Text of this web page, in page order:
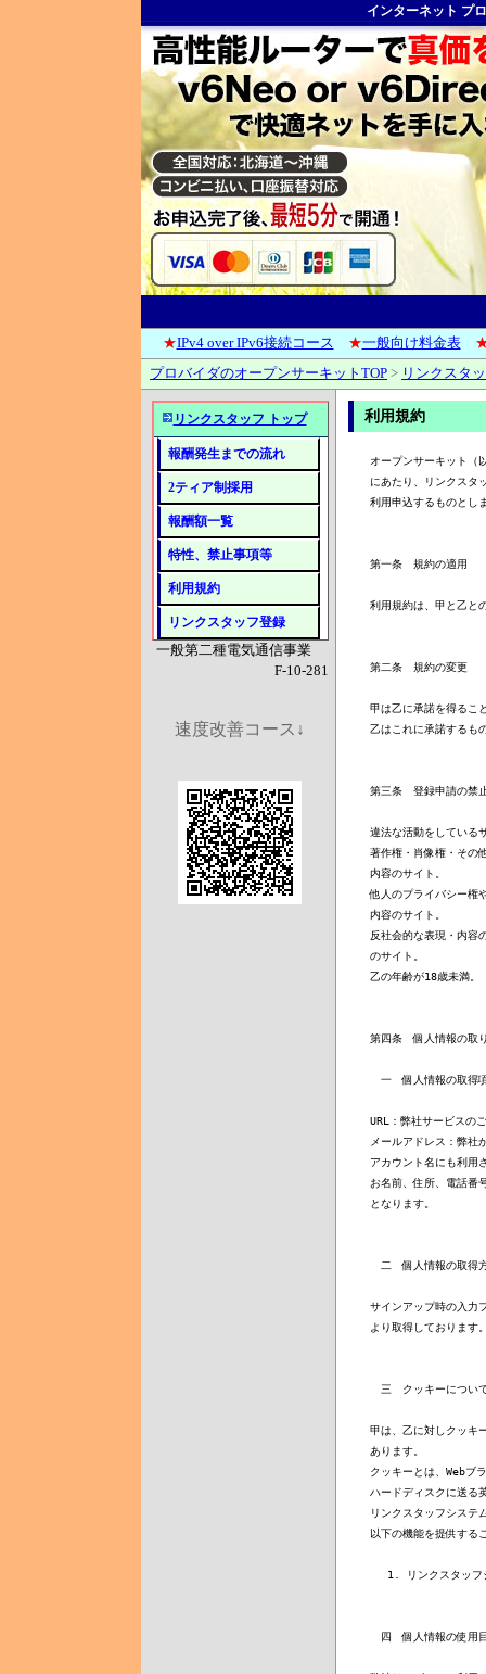
インターネット プ
★IPv4 over IPv6接続コース ★一般向け料金表
プロバイダのオープンサーキットTOP > リンクスタ
利用規約
オープンサーキット（
にあたり、リンクスタ
利用申込するものとし
第一条　規約の適用
利用規約は、甲と乙と
第二条　規約の変更
甲は乙に承諾を得るこ
乙はこれに承諾するも
第三条　登録申請の禁
違法な活動をしている
著作権・肖像権・その
内容のサイト。
他人のプライバシー権
内容のサイト。
反社会的な表現・内容
のサイト。
乙の年齢が18歳未満。
第四条　個人情報の取
一　個人情報の取得
URL：弊社サービスの
メールアドレス：弊社
アカウント名にも利用
お名前、住所、電話番
となります。
二　個人情報の取得
サインアップ時の入力
より取得しております
三　クッキーについ
甲は、乙に対しクッキ
あります。
クッキーとは、Webブ
ハードディスクに送る
リンクスタッフシステ
以下の機能を提供する
1. リンクスタッフシ
四　個人情報の使用
リンクスタッフ トップ
報酬発生までの流れ
2ティア制採用
報酬額一覧
特性、禁止事項等
利用規約
リンクスタッフ登録
一般第二種電気通信事業
F-10-281
速度改善コース↓